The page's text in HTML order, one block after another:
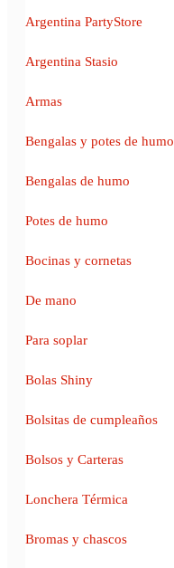
Argentina PartyStore
Argentina Stasio
Armas
Bengalas y potes de humo
Bengalas de humo
Potes de humo
Bocinas y cornetas
De mano
Para soplar
Bolas Shiny
Bolsitas de cumpleaños
Bolsos y Carteras
Lonchera Térmica
Bromas y chascos